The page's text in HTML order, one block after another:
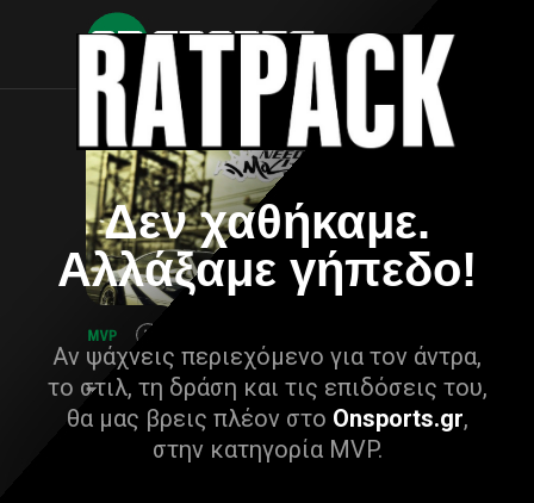
Δεν χαθήκαμε.
Αλλάξαμε γήπεδο!
Αν ψάχνεις περιεχόμενο για τον άντρα,
το στιλ, τη δράση και τις επιδόσεις του,
θα μας βρεις πλέον στο Onsports.gr,
στην κατηγορία MVP.